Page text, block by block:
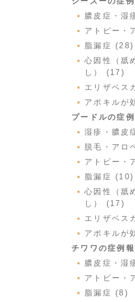
膿皮症・湿
アトピー・
脂漏症 (28)
心因性（舐
し） (17)
エリザベス
アポキルが
プードルの症
湿疹・膿皮
脱毛・アロ
アトピー・
脂漏症 (10)
心因性（舐
し） (17)
エリザベス
アポキルが
チワワの症例
膿皮症・湿
アトピー・
脂漏症 (8)